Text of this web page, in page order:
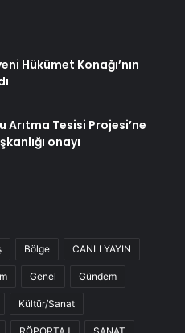
Hükümet Konağı’nın
Arıtma Tesisi Projesi’ne
onayı
Bölge CANLI YAYIN
Genel Gündem
Kültür/Sanat